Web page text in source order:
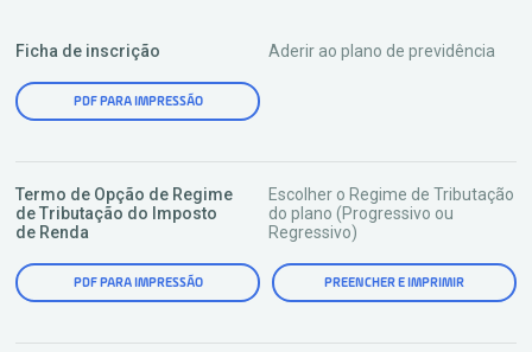
Ficha de inscrição Aderir ao plano de previdência
PDF PARA IMPRESSÃO
Termo de Opção de Regime
de Tributação do Imposto
de Renda
Escolher o Regime de Tributação
do plano (Progressivo ou
Regressivo)
PDF PARA IMPRESSÃO PREENCHER E IMPRIMIR